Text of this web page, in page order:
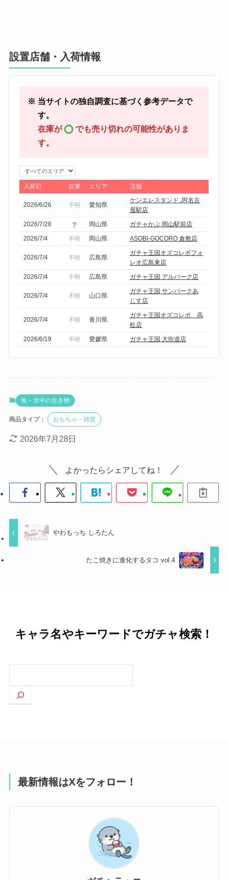
設置店舗・入荷情報
※ 当サイトの独自調査に基づく参考データで
す。
在庫が
でも売り切れの可能性がありま
す。
エ
リ
ア
で
絞
み
入荷日 在庫 エリア 店舗
2026/6/26 不明 愛知県
ケンエレスタンド JR名古
屋駅店
2026/7/28
岡山県
ガチャかぷ 岡山駅前店
2026/7/4
不明 岡山県 ASOBI-GOCORO 倉敷店
2026/7/4 不明 広島県
ガチャ王国オズコレボフォ
レオ広島東店
2026/7/4
不明 広島県 ガチャ王国 アルパーク店
2026/7/4 不明 山口県
ガチャ王国 サンパークあ
じす店
2026/7/4 不明 香川県
ガチャ王国オズコレボ 高
松店
2026/6/19
不明 愛媛県 ガチャ王国 大街道店
魚・水中の生き物
商品タイプ： おもちゃ・雑貨
2026年7月28日
よかったらシェアしてね！
やわもっち しろたん
たこ焼きに進化するタコ vol.4
キャラ名やキーワードでガチャ検索！
索
最新情報はXをフォロー！